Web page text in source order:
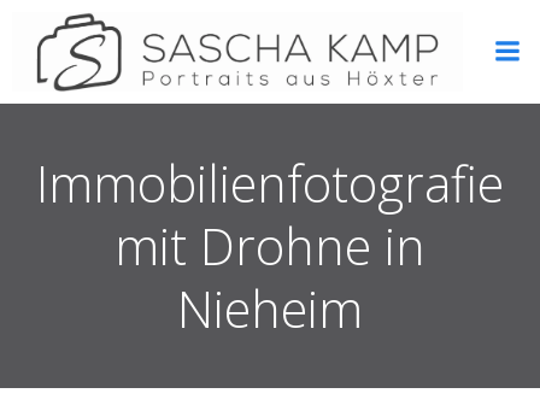
Inhalt
springen
Immobilienfotografie
mit Drohne in
Nieheim